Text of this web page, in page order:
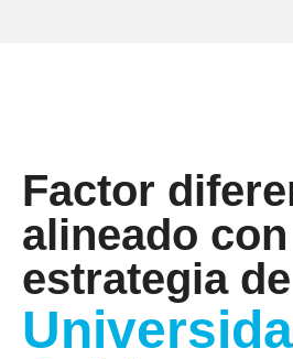
Factor
alineado
estrategia